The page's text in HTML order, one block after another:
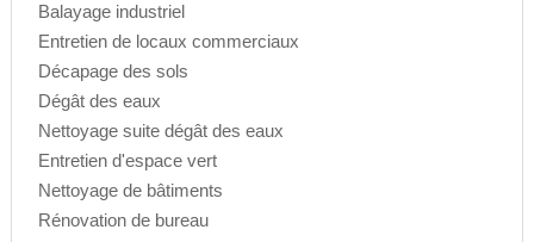
Balayage industriel
Entretien de locaux commerciaux
Décapage des sols
Dégât des eaux
Nettoyage suite dégât des eaux
Entretien d'espace vert
Nettoyage de bâtiments
Rénovation de bureau